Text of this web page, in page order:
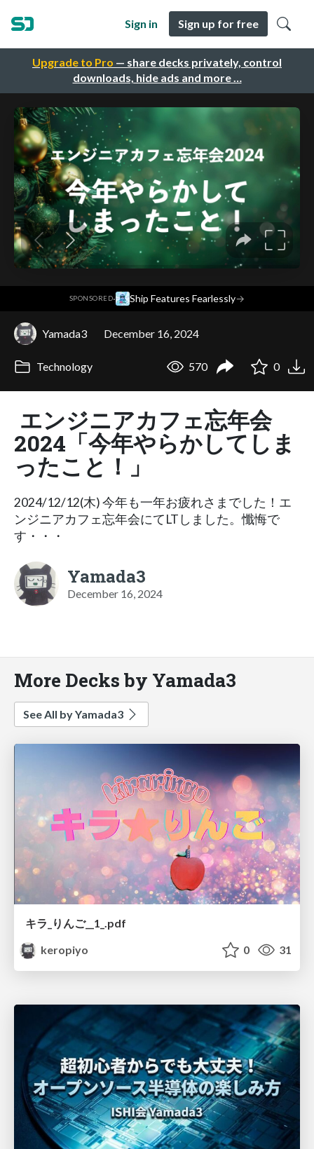
Upgrade to Pro — share decks privately, control
downloads, hide ads and more …
Sign in Sign up for free
SPONSORED· Ship Features Fearlessly→
Yamada3 December 16, 2024
Technology 570 0
エンジニアカフェ忘年会
2024「今年やらかしてしま
ったこと！」
2024/12/12(木) 今年も一年お疲れさまでした！エ
ンジニアカフェ忘年会にてLTしました。懺悔で
す・・・
Yamada3
December 16, 2024
More Decks by Yamada3
See All by Yamada3
キラ_︎りんご__1_.pdf
keropiyo
0 31